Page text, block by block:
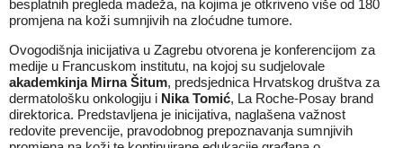
besplatnih pregleda madeža, na kojima je otkriveno više od 180
promjena na koži sumnjivih na zloćudne tumore.
Ovogodišnja inicijativa u Zagrebu otvorena je konferencijom za
medije u Francuskom institutu, na kojoj su sudjelovale
akademkinja Mirna Šitum, predsjednica Hrvatskog društva za
dermatološku onkologiju i Nika Tomić, La Roche-Posay brand
direktorica. Predstavljena je inicijativa, naglašena važnost
redovite prevencije, pravodobnog prepoznavanja sumnjivih